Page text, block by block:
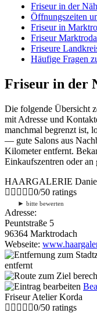
Friseur in der
Öffnungszeiten
Friseur in
Friseur
Friseure
Häufige Fragen
Friseur in der
Die folgende Übersicht
mit Adresse und
manchmal begrenzt ist,
— gute Salons aus
Kilometer entfernt.
Einkaufszentren oder
HAARGALERIE
0/50 ratings
► bitte bewerten
Adresse:
Peuntstraße 5
96364 Marktrodach
Webseite:
entfernt
Friseur Atelier Korda
0/50 ratings